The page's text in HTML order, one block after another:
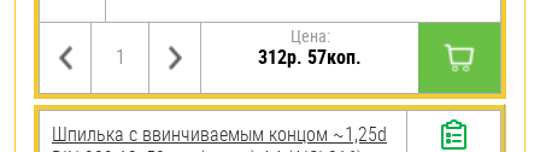
Цена:
312р. 57коп.
Шпилька c ввинчиваемым концом ~1,25d